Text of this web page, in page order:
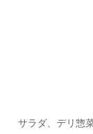
サラダ、デリ惣